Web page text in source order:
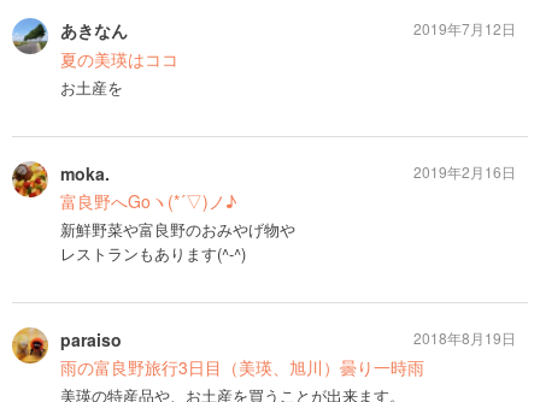
あきなん
夏の美瑛はココ
お土産を
2019年7月12日
moka.
富良野へGoヽ(*´▽)ノ♪
新鮮野菜や富良野のおみやげ物や
レストランもあります(^-^)
2019年2月16日
paraiso
雨の富良野旅行3日目（美瑛、旭川）曇り一時雨
美瑛の特産品や、お土産を買うことが出来ます。
2018年8月19日